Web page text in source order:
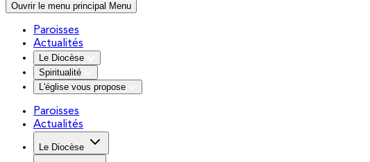
Ouvrir le menu principal Menu
Paroisses
Actualités
Le Diocèse
Spiritualité
L'église vous propose
Paroisses
Actualités
Le Diocèse